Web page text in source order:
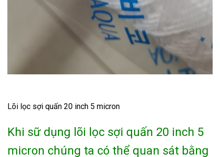
Lõi lọc sợi quấn 20 inch 5 micron
Khi sữ dụng lõi lọc sợi quấn 20 inch 5
micron chúng ta có thể quan sát bằng